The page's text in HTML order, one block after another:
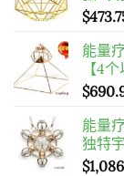
$
能量
【4
$
能量
独特
$